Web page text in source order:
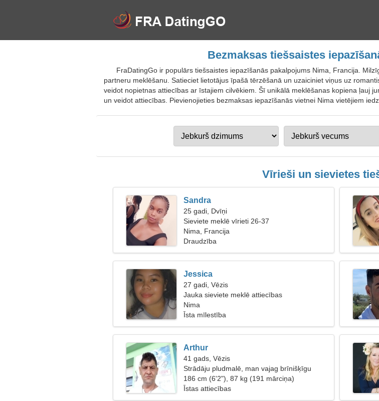
Bezmaksas tiešsaistes
FraDatingGo ir populārs tiešsaistes iepazīšanās pakalpojums Nima, Francija.
partneru meklēšanu. Satieciet lietotājus īpašā tērzēšanā un uzaiciniet viņus uz
veidot nopietnas attiecības ar īstajiem cilvēkiem. Šī unikālā meklēšanas kopiena ļauj
un veidot attiecības. Pievienojieties bezmaksas iepazīšanās vietnei Nima vietējiem
Vīrieši un sievietes
Sandra
25 gadi, Dvīņi
Sieviete meklē vīrieti 26-37
Nima, Francija
Draudzība
Jessica
27 gadi, Vēzis
Jauka sieviete meklē attiecības
Nima
Īsta mīlestība
Arthur
41 gads, Vēzis
Strādāju pludmalē, man vajag brīnišķīgu
sievieti
186 cm (6'2"), 87 kg (191 mārciņa)
Īstas attiecības